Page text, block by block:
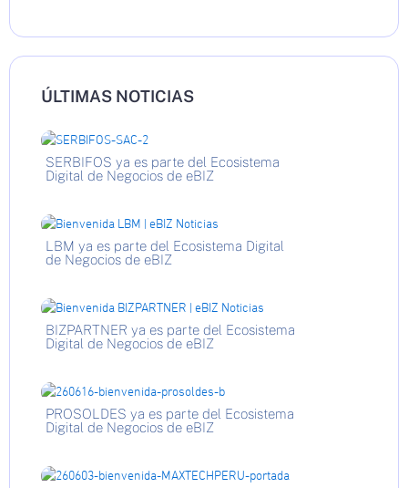
ÚLTIMAS NOTICIAS
SERBIFOS ya es parte del Ecosistema
Digital de Negocios de eBIZ
LBM ya es parte del Ecosistema Digital
de Negocios de eBIZ
BIZPARTNER ya es parte del Ecosistema
Digital de Negocios de eBIZ
PROSOLDES ya es parte del Ecosistema
Digital de Negocios de eBIZ